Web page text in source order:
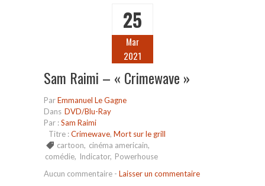
25
Mar
2021
Sam Raimi – « Crimewave »
ParEmmanuel Le Gagne
Dans DVD/Blu-Ray
Par :Sam Raimi
Titre :Crimewave, Mort sur le grill
cartoon, cinéma americain,
comédie, Indicator, Powerhouse
Aucun commentaire - Laisser un commentaire